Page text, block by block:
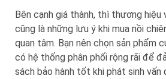
Bên cạnh giá thành, thì thương hiệu
cũng là những lưu ý khi mua nồi
quan tâm. Bạn nên chọn sản phẩm
có hệ thống phân phối rộng rãi để
sách bảo hành tốt khi phát sinh vấn